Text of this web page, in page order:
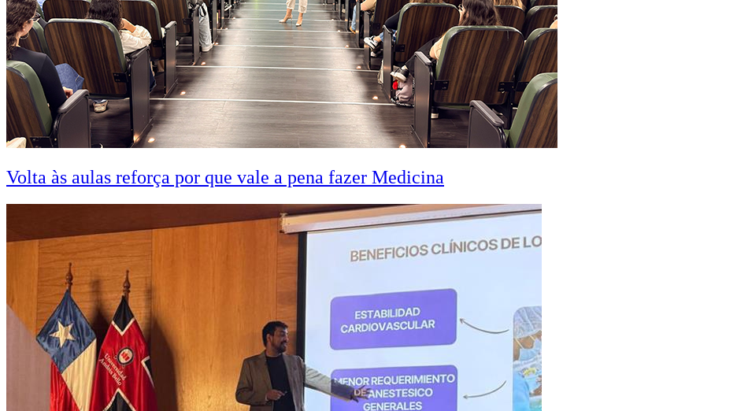
Volta às aulas reforça por que vale a pena fazer Medicina